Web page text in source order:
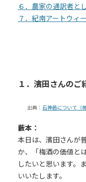
６．農家の通訳者と
７．紀南アートウィ
１．濱田さんのご
出典： 石神邑について
藪本：
本日は、濱田さんが
か、「梅酒の価値と
したいと思います。
いいたします。